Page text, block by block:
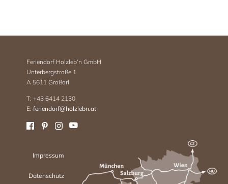
Feriendorf Holzleb’n GmbH
Unterbergstraße 1
A 5611 Großarl
T: +43 6414 2130
E:feriendorf@holzlebn.at
Impressum
Datenschutz